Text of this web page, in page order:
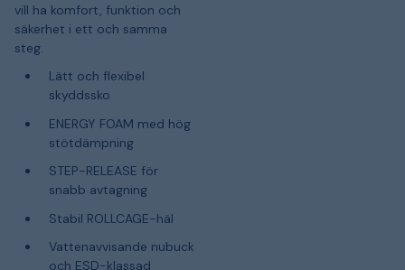
vill ha komfort, funktion och
säkerhet i ett och samma
steg.
Lätt och flexibel
skyddssko
ENERGY FOAM med hög
stötdämpning
STEP-RELEASE för
snabb avtagning
Stabil ROLLCAGE-häl
Vattenavvisande nubuck
och ESD-klassad